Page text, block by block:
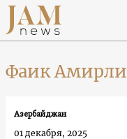
Фаик Амирли
Азербайджан
01 декабря, 2025